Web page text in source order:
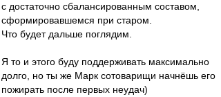
с достаточно сбалансированным составом,
сформировавшемся при старом.
Что будет дальше поглядим.
Я то и этого буду поддерживать максимально
долго, но ты же Марк сотоварищи начнёшь его
пожирать после первых неудач)